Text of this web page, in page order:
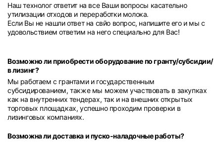
Наш технолог ответит на все Ваши вопросы касательно
утилизации отходов и переработки молока.
Если Вы не нашли ответ на свйо вопрос, напишите его и мы с
удовольствием ответим на него специально для Вас!
Возможно ли приобрести оборудование по гранту/субсидии/
в лизинг?
Мы работаем с грантами и государственным
субсидированием, также мы можем участвовать в закупках
как на внутренних тендерах, так и на внешних открытых
торговых площадках, успешно проходим проверки в
лизинговых компаниях.
Возможна ли доставка и пуско-наладочные работы?